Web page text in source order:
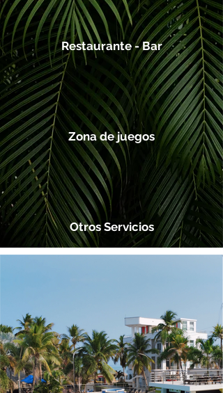
Restaurante - Bar
Zona de juegos
Otros Servicios